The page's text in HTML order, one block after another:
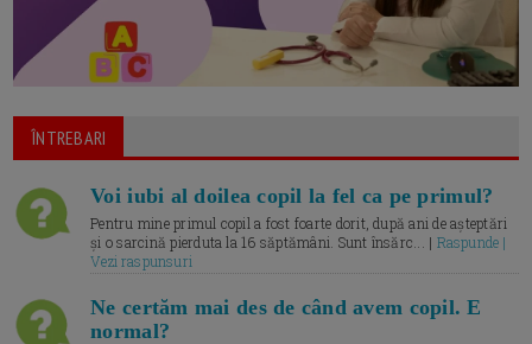
ÎNTREBARI
Voi iubi al doilea copil la fel ca pe primul?
Pentru mine primul copil a fost foarte dorit, după ani de așteptări
și o sarcină pierduta la 16 săptămâni. Sunt însărc... | Raspunde |
Vezi raspunsuri
Ne certăm mai des de când avem copil. E
normal?